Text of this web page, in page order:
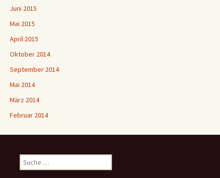
Juni 2015
Mai 2015
April 2015
Oktober 2014
September 2014
Mai 2014
März 2014
Februar 2014
Suche
nach: